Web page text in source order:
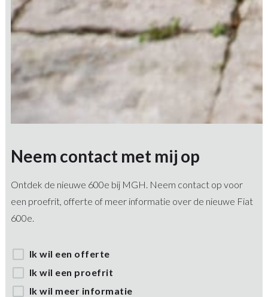
Neem contact met mij op
Ontdek de nieuwe 600e bij MGH. Neem contact op voor
een proefrit, offerte of meer informatie over de nieuwe Fiat
600e.
Ik wil een offerte
Ik wil een proefrit
Ik wil meer informatie